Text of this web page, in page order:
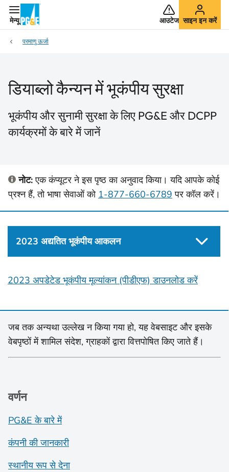
मेन्यू आउटेज साइन इन करें
परमाणु ऊर्जा
डियाब्लो कैन्यन में भूकंपीय सुरक्षा
भूकंपीय और सुनामी सुरक्षा के लिए PG&E और DCPP
कार्यक्रमों के बारे में जानें
नोट:एक कंप्यूटर ने इस पृष्ठ का अनुवाद किया। यदि आपके कोई
प्रश्न हैं, तो भाषा सेवाओं को 1-877-660-6789 पर कॉल करें।
2023 अद्यतित भूकंपीय आकलन
2023 अपडेटेड भूकंपीय मूल्यांकन (पीडीएफ) डाउनलोड करें
जब तक अन्यथा उल्लेख न किया गया हो, यह वेबसाइट और इसके
वेबपृष्ठों में शामिल संदेश, ग्राहकों द्वारा वित्तपोषित किए जाते हैं।
वर्णन
PG&E के बारे में
कंपनी की जानकारी
स्थानीय रूप से देना